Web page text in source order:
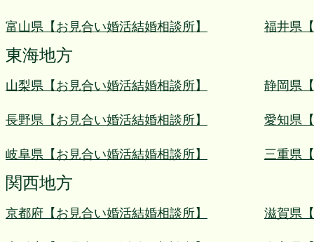
富山県【お見合い婚活結婚相談所】 福井県
東海地方
山梨県【お見合い婚活結婚相談所】
長野県【お見合い婚活結婚相談所】
岐阜県【お見合い婚活結婚相談所】
静岡県
愛知県
三重県
関西地方
京都府【お見合い婚活結婚相談所】 滋賀県